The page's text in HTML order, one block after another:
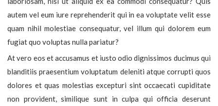
autem vel eum iure reprehenderit qui in ea voluptate velit esse
quam nihil molestiae consequatur, vel illum qui dolorem eum
fugiat quo voluptas nulla pariatur?
At vero eos et accusamus et iusto odio dignissimos ducimus qui
blanditiis praesentium voluptatum deleniti atque corrupti quos
dolores et quas molestias excepturi sint occaecati cupiditate
non provident, similique sunt in culpa qui officia deserunt